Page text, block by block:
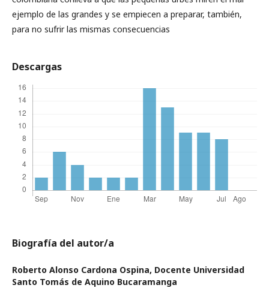
ejemplo de las grandes y se empiecen a preparar, también,
para no sufrir las mismas consecuencias
Descargas
Biografía del autor/a
Roberto Alonso Cardona Ospina, Docente Universidad
Santo Tomás de Aquino Bucaramanga